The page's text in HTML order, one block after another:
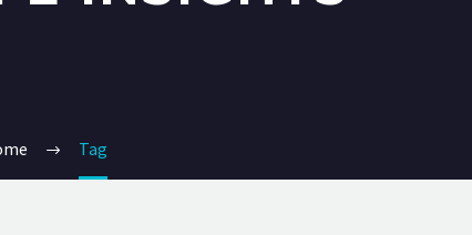
Tag